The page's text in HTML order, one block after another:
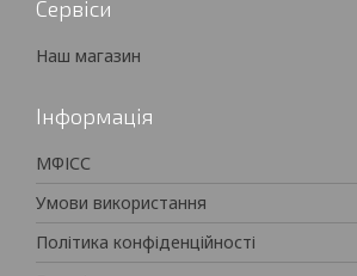
Сервіси
Наш магазин
Інформація
МФІСС
Умови використання
Політика конфіденційності